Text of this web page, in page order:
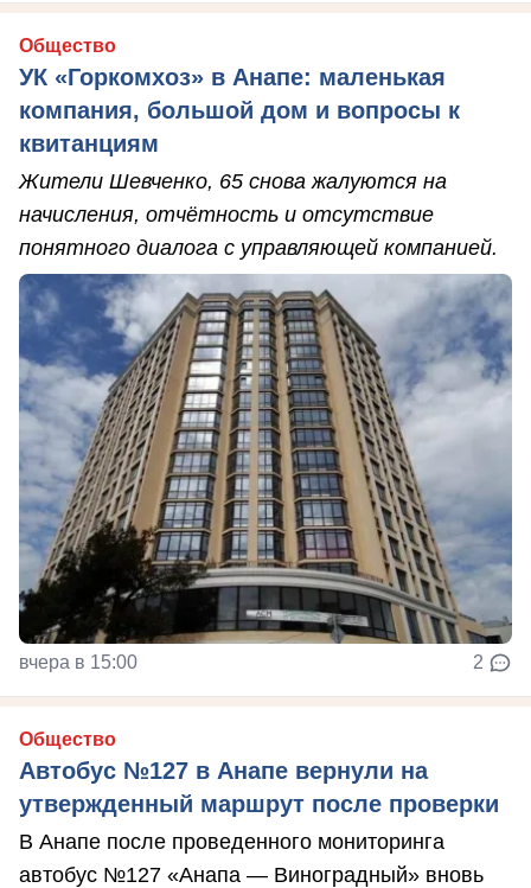
Общество
УК «Горкомхоз» в Анапе: маленькая
компания, большой дом и вопросы к
квитанциям
Жители Шевченко, 65 снова жалуются на
начисления, отчётность и отсутствие
понятного диалога с управляющей компанией.
вчера в 15:00 2
Общество
Автобус №127 в Анапе вернули на
утвержденный маршрут после проверки
В Анапе после проведенного мониторинга
автобус №127 «Анапа — Виноградный» вновь